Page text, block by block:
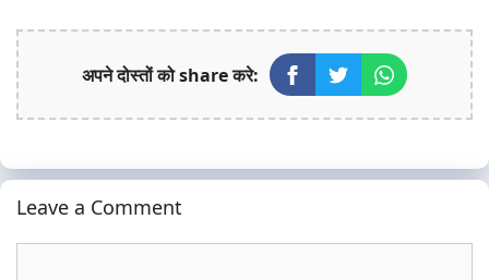
अपने दोस्तों को share करे:
Leave a Comment